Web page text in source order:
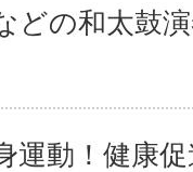
どの和太鼓
運動！健康